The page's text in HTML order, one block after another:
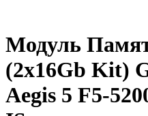
Модуль
(2x16Gb Kit)
Aegis 5 F5-